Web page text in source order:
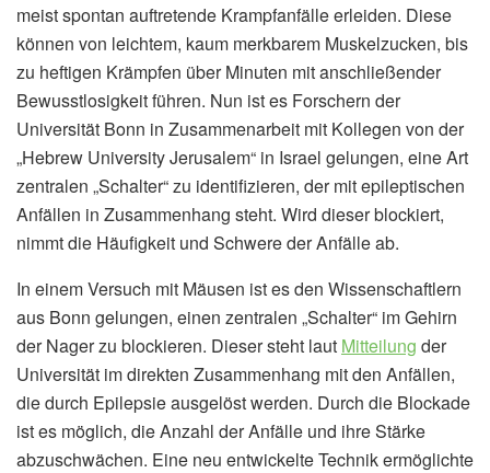
meist spontan auftretende Krampfanfälle erleiden. Diese
können von leichtem, kaum merkbarem Muskelzucken, bis
zu heftigen Krämpfen über Minuten mit anschließender
Bewusstlosigkeit führen. Nun ist es Forschern der
Universität Bonn in Zusammenarbeit mit Kollegen von der
„Hebrew University Jerusalem“ in Israel gelungen, eine Art
zentralen „Schalter“ zu identifizieren, der mit epileptischen
Anfällen in Zusammenhang steht. Wird dieser blockiert,
nimmt die Häufigkeit und Schwere der Anfälle ab.
In einem Versuch mit Mäusen ist es den Wissenschaftlern
aus Bonn gelungen, einen zentralen „Schalter“ im Gehirn
der Nager zu blockieren. Dieser steht laut Mitteilung der
Universität im direkten Zusammenhang mit den Anfällen,
die durch Epilepsie ausgelöst werden. Durch die Blockade
ist es möglich, die Anzahl der Anfälle und ihre Stärke
abzuschwächen. Eine neu entwickelte Technik ermöglichte